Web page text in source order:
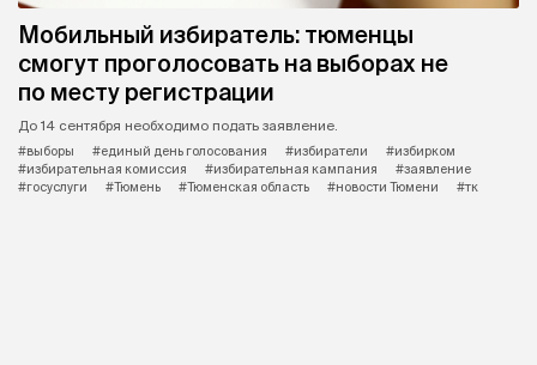
Мобильный избиратель: тюменцы
смогут проголосовать на выборах не
по месту регистрации
До 14 сентября необходимо подать заявление.
#выборы
#единый день голосования #избиратели
#избирком
#избирательная комиссия
#избирательная кампания
#заявление
#госуслуги
#Тюмень #Тюменская область #новости Тюмени #тк